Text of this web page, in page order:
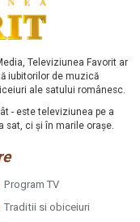
Televiziunea Favorit ar
iubitorilor de muzică
ale satului românesc.
- este televiziunea pe a
sat, ci şi în marile oraşe.
Program TV
Traditii si obiceiuri